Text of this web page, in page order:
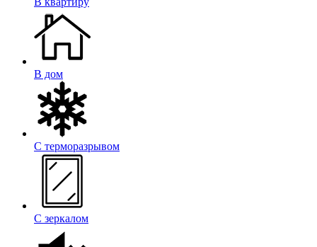
В дом
С терморазрывом
С зеркалом